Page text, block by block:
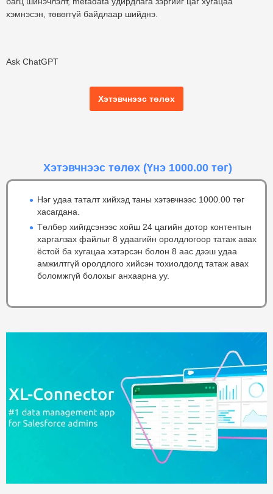
хэмнэсэн, төвөггүй байдлаар шийднэ.
Ask ChatGPT
Хэтэвчнээс төлөх
Хэтэвчнээс төлөх (Үнэ 1000.00 төг)
Нэг удаа таталт хийхэд таны хэтэвчнээс 1000.00 төг
хасагдана.
Төлбөр хийгдсэнээс хойш 24 цагийн дотор контентын
харгалзах файлыг 8 удаагийн оролдлогоор татаж авах
ёстой ба хугацаа хэтэрсэн болон 8 аас дээш удаа
амжилтгүй оролдлого хийсэн тохиолдолд татаж авах
боломжгүй болохыг анхаарна уу.